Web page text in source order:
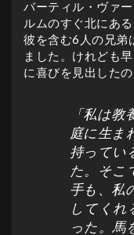
バーティル・ヴァ
ルムのすぐ北にあ
彼を含む6人の兄弟
ました。けれども
に喜びを見出したの
「私は教
庭に生ま
持ってい
た。そこ
手も、私
してくれ
った。馬